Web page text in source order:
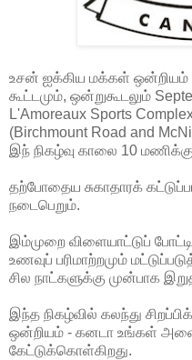
உசன் ஐக்கிய மக்கள் ஒன்றியம்
கூட்டமும், ஒன்றுகூடலும்
L'Amoreaux Sports
(Birchmount Road and
இந் நிகழ்வு காலை 10
தற்போதைய சுகாதாரக்
நடைபெறும்.
இம்முறை விளையாட்டுப்
உணவுப் பரிமாற்றமும்
சில நாட்களுக்கு முன்பாக
இந்த நிகழ்வில் கலந்து
ஒன்றியம் - கனடா உங்கள்
கேட்டுக்கொள்கிறது.